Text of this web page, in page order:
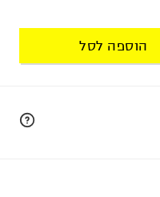
הוספה לסל